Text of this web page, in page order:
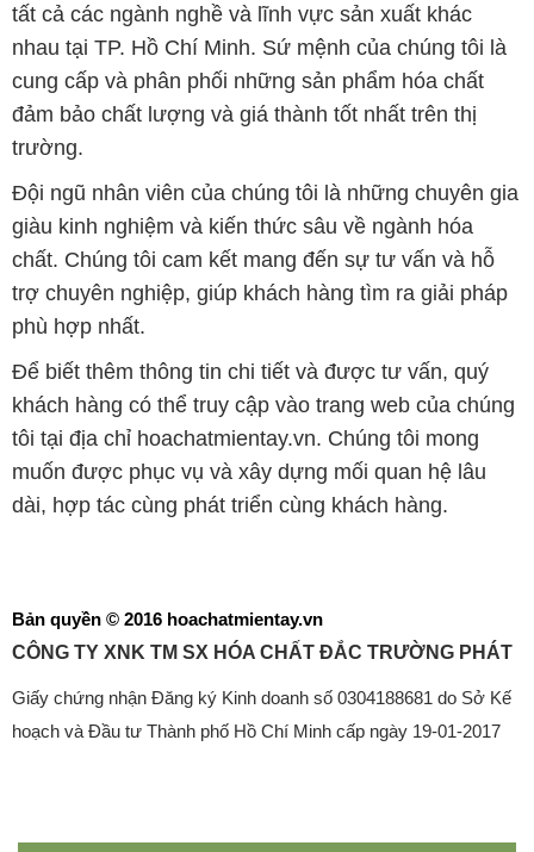
tất cả các ngành nghề và lĩnh vực sản xuất khác
nhau tại TP. Hồ Chí Minh. Sứ mệnh của chúng tôi là
cung cấp và phân phối những sản phẩm hóa chất
đảm bảo chất lượng và giá thành tốt nhất trên thị
trường.
Đội ngũ nhân viên của chúng tôi là những chuyên gia
giàu kinh nghiệm và kiến thức sâu về ngành hóa
chất. Chúng tôi cam kết mang đến sự tư vấn và hỗ
trợ chuyên nghiệp, giúp khách hàng tìm ra giải pháp
phù hợp nhất.
Để biết thêm thông tin chi tiết và được tư vấn, quý
khách hàng có thể truy cập vào trang web của chúng
tôi tại địa chỉ hoachatmientay.vn. Chúng tôi mong
muốn được phục vụ và xây dựng mối quan hệ lâu
dài, hợp tác cùng phát triển cùng khách hàng.
Bản quyền © 2016 hoachatmientay.vn
CÔNG TY XNK TM SX HÓA CHẤT ĐẮC TRƯỜNG PHÁT
Giấy chứng nhận Đăng ký Kinh doanh số 0304188681 do Sở Kế
hoạch và Đầu tư Thành phố Hồ Chí Minh cấp ngày 19-01-2017